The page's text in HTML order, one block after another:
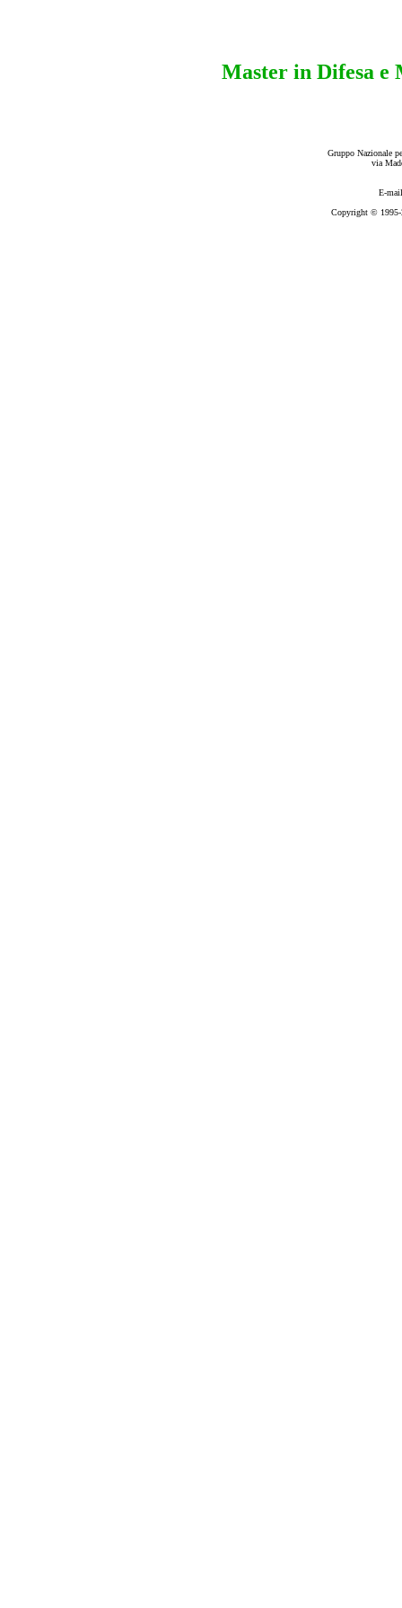
Master in Difesa e
Gruppo Nazionale
via
E-
Copyright © 1995-